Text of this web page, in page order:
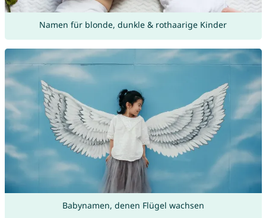
Namen für blonde, dunkle & rothaarige Kinder
Babynamen, denen Flügel wachsen